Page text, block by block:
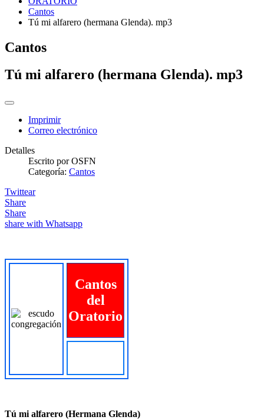
Cantos
Tú mi alfarero (hermana Glenda). mp3
Cantos
Tú mi alfarero (hermana Glenda). mp3
Imprimir
Correo electrónico
Detalles
Escrito porOSFN
Categoría: Cantos
Twittear
Share
Share
share with Whatsapp
Cantos
del
Oratorio
Tú mi alfarero (Hermana Glenda)